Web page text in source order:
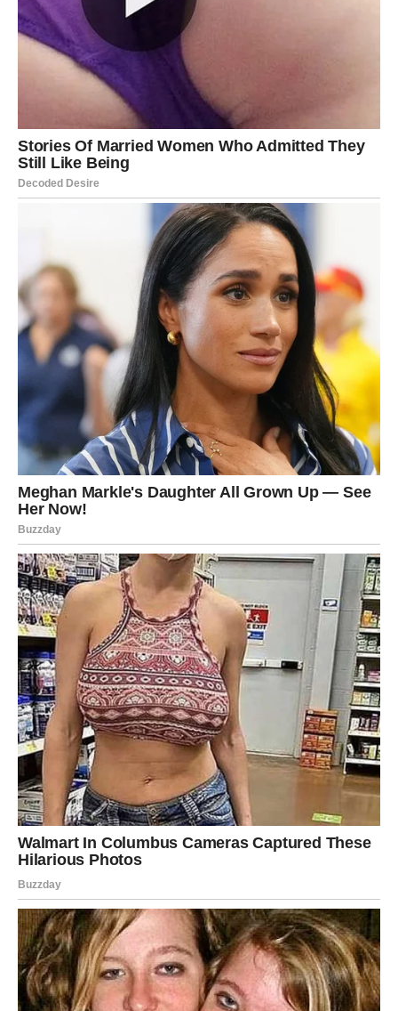
Zašto Rak mora da prekine vezu?
Zato što Rak u trouglu gubi ono najvažnije: mir
mira, Rak polako počinje da sumnja u sebe, da se menja,
da postaje osoba koju ne prepoznaje. Rak se tada
pretvara u čekanje, u kontrolu, u „proveravanje“, u bol
koja se gomila.
Ovo je karmička lekcija: Rak uči da ljubav nije
dokazivanje, niti borba za nečiju pažnju. Ljubav je
Kakav raskid očekuje Raka?
Raskid kod Raka dolazi u dve faze:
Emotivno povlačenje – Rak prestaje da daje, prestaje
da se trudi, tiho se hladi.
Presecanje – dolazi razgovor ili trenutak kada Rak
kaže: “Dosta.”
I nakon toga, Rak će plakati, ali će istovremeno osetiti
olakšanje. Jer istina, koliko god bolela, skida teret sa
srca.
Šta Rak dobija posle raskida?
Rak ulazi u period u kome mu se vraća intuicija, sigurnost
u sebe i sposobnost da vidi ljude jasno. Vrlo često,
upravo nakon ovakve priče, Rak sreće nekoga ko mu
pokazuje da ljubav može biti jednostavna, tiha, sigurna —
bez tajni.
DEVICA – KAD DOKAZI POBEDE
NAD NADOM I KAD SE
POVERENJE SLOMI DO KRAJA
Devica je znak koji dugo posmatra, meri, analizira. Njoj se
ne može dugo prodavati laž. Ali Devica ima jednu slabost:
kada voli, ona želi da veruje da postoji “razumno
objašnjenje”. I tu počinje njen unutrašnji pakao.